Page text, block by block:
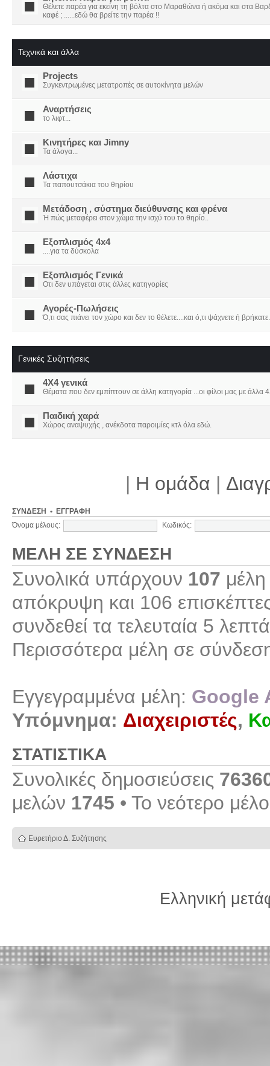
Θέλετε παρέα για εκείνη τη βόλτα στο Μαραθώνα ή ακόμα και στα
καφέ ; ......εδώ θα βρείτε την παρέα !!
Τεχνικά και άλλα
Projects
Συγκεντρωμένες μετατροπές σε αυτοκίνητα μελών
Αναρτήσεις
το λιφτ...
Κινητήρες και Jimny
Τα άλογα...
Λάστιχα
Τα παπουτσάκια του θηρίου
Μετάδοση , σύστημα διεύθυνσης και φρένα
Ή πώς μεταφέρει στον χώμα την ισχύ του το θηρίο..
Εξοπλισμός 4x4
....για τα δύσκολα
Εξοπλισμός Γενικά
Οτι δεν υπάγεται στις άλλες κατηγορίες
Αγορές-Πωλήσεις
Ό,τι σας πιάνει τον χώρο και δεν το θέλετε....και ό,τι ψάχνετε ή
Γενικές Συζητήσεις
4X4 γενικά
Θέματα που δεν εμπίπτουν σε άλλη κατηγορία ...οι φίλοι μας με άλλα
Παιδική χαρά
Χώρος αναψυχής , ανέκδοτα παροιμίες κτλ όλα εδώ.
| Η ομάδα |
ΣΎΝΔΕΣΗ • ΕΓΓΡΑΦΉ
Όνομα μέλους: Κωδικός:
ΜΈΛΗ ΣΕ ΣΎΝΔΕΣΗ
Συνολικά υπάρχουν 107
απόκρυψη και 106
συνδεθεί τα τελευταία 5
Περισσότερα μέλη σε
Εγγεγραμμένα μέλη: Google
Υπόμνημα: Διαχειριστές,
ΣΤΑΤΙΣΤΙΚΆ
Συνολικές δημοσιεύσεις
μελών 1745 • Το νεότερο
Ευρετήριο Δ. Συζήτησης
Ελληνική